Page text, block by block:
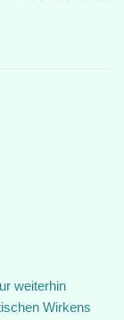
weiterhin
Wirkens